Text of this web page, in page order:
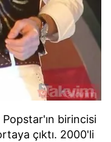
Popstar'ın birincisi
çıktı. 2000'li